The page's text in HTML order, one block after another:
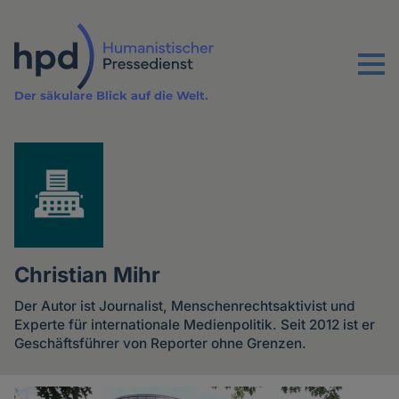
Inhalt
Menu
Der säkulare Blick auf die Welt.
Christian Mihr
Der Autor ist Journalist, Menschenrechtsaktivist und
Experte für internationale Medienpolitik. Seit 2012 ist er
Geschäftsführer von Reporter ohne Grenzen.